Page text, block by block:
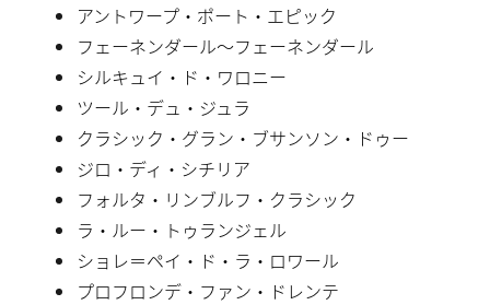
アントワープ・ポート・エピック
フェーネンダール〜フェーネンダール
シルキュイ・ド・ワロニー
ツール・デュ・ジュラ
クラシック・グラン・ブサンソン・ドゥー
ジロ・ディ・シチリア
フォルタ・リンブルフ・クラシック
ラ・ルー・トゥランジェル
ショレ＝ペイ・ド・ラ・ロワール
プロフロンデ・ファン・ドレンテ